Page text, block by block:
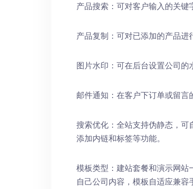
产品搜索：可对客户输入的关键
产品复制：可对已添加的产品进
图片水印：可在后台设置公司的
邮件通知：在客户下订单或留言
搜索优化：全站支持伪静态，
添加内链和标签等功能。
模板类型：建站套餐和演示网
自己公司内容，模板自适应兼容